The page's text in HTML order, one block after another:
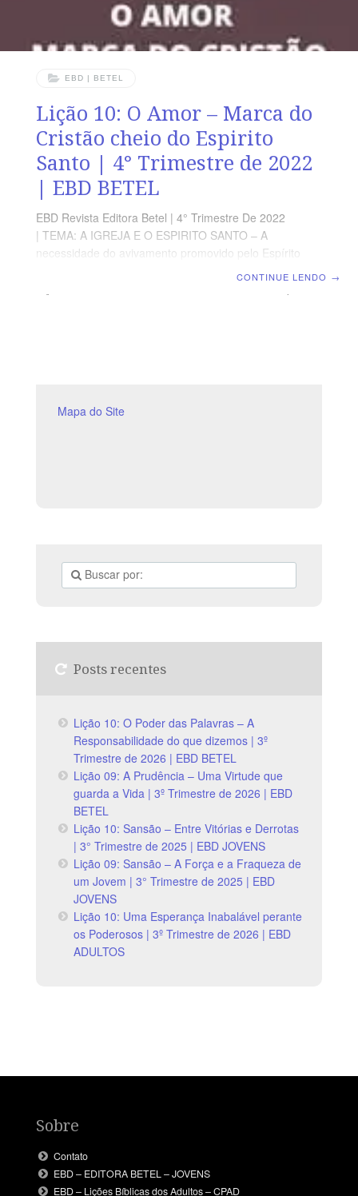
EBD | BETEL
Lição 10: O Amor – Marca do
Cristão cheio do Espirito
Santo | 4° Trimestre de 2022
| EBD BETEL
EBD Revista Editora Betel | 4° Trimestre De 2022
| TEMA: A IGREJA E O ESPIRITO SANTO – A
necessidade do avivamento promovido pelo Espírito
CONTINUE LENDO →
Mapa do Site
Posts recentes
Lição 10: O Poder das Palavras – A
Responsabilidade do que dizemos | 3º
Trimestre de 2026 | EBD BETEL
Lição 09: A Prudência – Uma Virtude que
guarda a Vida | 3º Trimestre de 2026 | EBD
BETEL
Lição 10: Sansão – Entre Vitórias e Derrotas
| 3° Trimestre de 2025 | EBD JOVENS
Lição 09: Sansão – A Força e a Fraqueza de
um Jovem | 3° Trimestre de 2025 | EBD
JOVENS
Lição 10: Uma Esperança Inabalável perante
os Poderosos | 3º Trimestre de 2026 | EBD
ADULTOS
Sobre
Contato
EBD – EDITORA BETEL – JOVENS
EBD – Lições Bíblicas dos Adultos – CPAD